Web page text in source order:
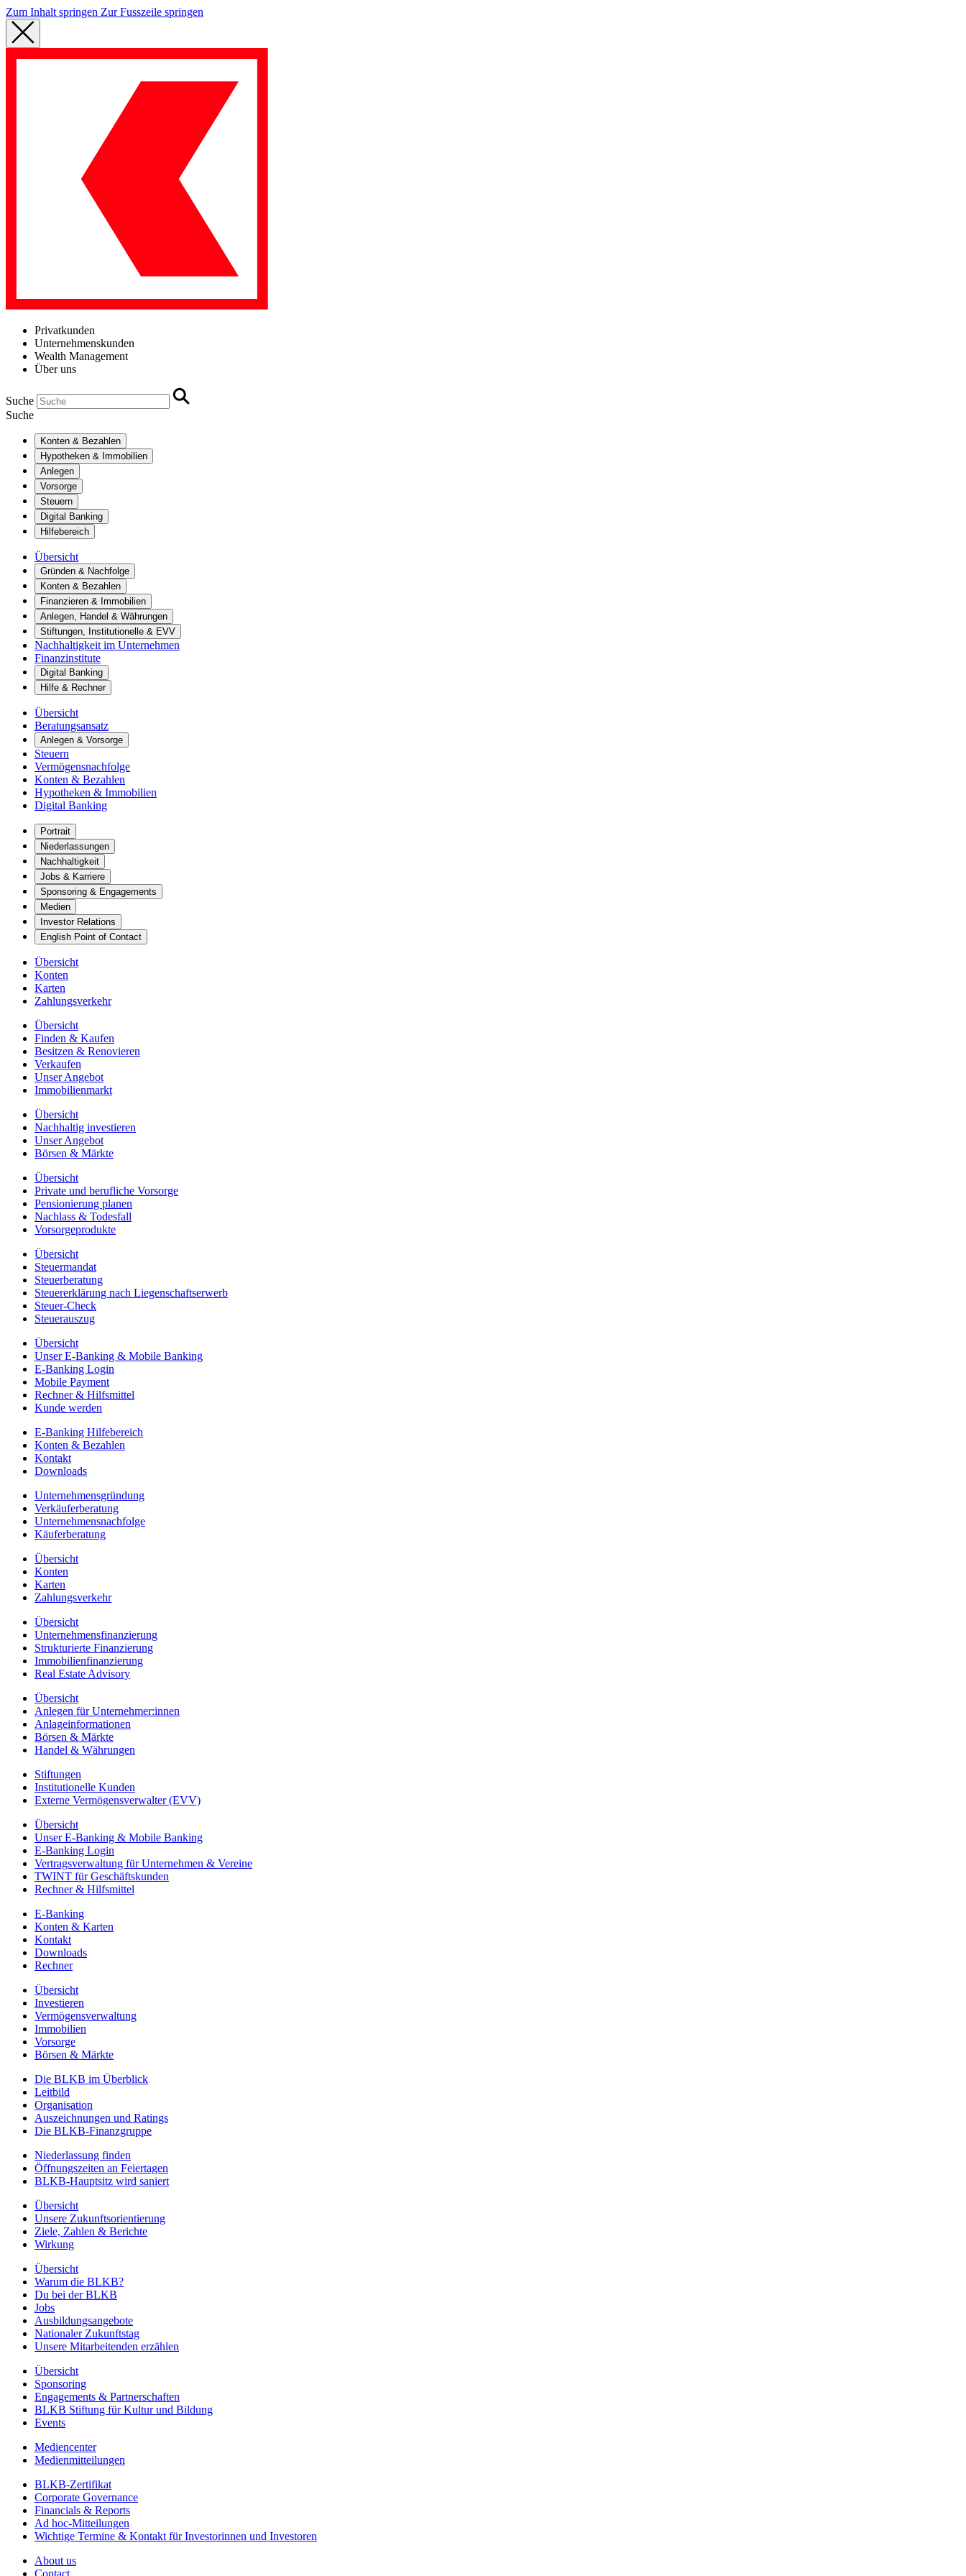
Zum Inhalt springen Zur Fusszeile springen
Privatkunden
Unternehmenskunden
Wealth Management
Über uns
Suche
Suche
Konten & Bezahlen
Hypotheken & Immobilien
Anlegen
Vorsorge
Steuern
Digital Banking
Hilfebereich
Übersicht
Gründen & Nachfolge
Konten & Bezahlen
Finanzieren & Immobilien
Anlegen, Handel & Währungen
Stiftungen, Institutionelle & EVV
Nachhaltigkeit im Unternehmen
Finanzinstitute
Digital Banking
Hilfe & Rechner
Übersicht
Beratungsansatz
Anlegen & Vorsorge
Steuern
Vermögensnachfolge
Konten & Bezahlen
Hypotheken & Immobilien
Digital Banking
Portrait
Niederlassungen
Nachhaltigkeit
Jobs & Karriere
Sponsoring & Engagements
Medien
Investor Relations
English Point of Contact
Übersicht
Konten
Karten
Zahlungsverkehr
Übersicht
Finden & Kaufen
Besitzen & Renovieren
Verkaufen
Unser Angebot
Immobilienmarkt
Übersicht
Nachhaltig investieren
Unser Angebot
Börsen & Märkte
Übersicht
Private und berufliche Vorsorge
Pensionierung planen
Nachlass & Todesfall
Vorsorgeprodukte
Übersicht
Steuermandat
Steuerberatung
Steuererklärung nach Liegenschaftserwerb
Steuer-Check
Steuerauszug
Übersicht
Unser E-Banking & Mobile Banking
E-Banking Login
Mobile Payment
Rechner & Hilfsmittel
Kunde werden
E-Banking Hilfebereich
Konten & Bezahlen
Kontakt
Downloads
Unternehmensgründung
Verkäuferberatung
Unternehmensnachfolge
Käuferberatung
Übersicht
Konten
Karten
Zahlungsverkehr
Übersicht
Unternehmensfinanzierung
Strukturierte Finanzierung
Immobilienfinanzierung
Real Estate Advisory
Übersicht
Anlegen für Unternehmer:innen
Anlageinformationen
Börsen & Märkte
Handel & Währungen
Stiftungen
Institutionelle Kunden
Externe Vermögensverwalter (EVV)
Übersicht
Unser E-Banking & Mobile Banking
E-Banking Login
Vertragsverwaltung für Unternehmen & Vereine
TWINT für Geschäftskunden
Rechner & Hilfsmittel
E-Banking
Konten & Karten
Kontakt
Downloads
Rechner
Übersicht
Investieren
Vermögensverwaltung
Immobilien
Vorsorge
Börsen & Märkte
Die BLKB im Überblick
Leitbild
Organisation
Auszeichnungen und Ratings
Die BLKB-Finanzgruppe
Niederlassung finden
Öffnungszeiten an Feiertagen
BLKB-Hauptsitz wird saniert
Übersicht
Unsere Zukunftsorientierung
Ziele, Zahlen & Berichte
Wirkung
Übersicht
Warum die BLKB?
Du bei der BLKB
Jobs
Ausbildungsangebote
Nationaler Zukunftstag
Unsere Mitarbeitenden erzählen
Übersicht
Sponsoring
Engagements & Partnerschaften
BLKB Stiftung für Kultur und Bildung
Events
Mediencenter
Medienmitteilungen
BLKB-Zertifikat
Corporate Governance
Financials & Reports
Ad hoc-Mitteilungen
Wichtige Termine & Kontakt für Investorinnen und Investoren
About us